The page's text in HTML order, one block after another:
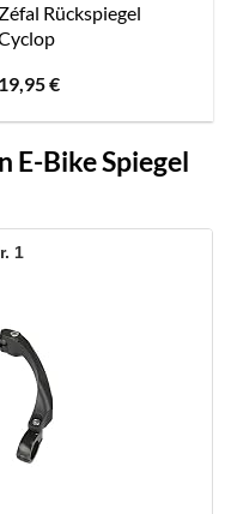
Zéfal Rückspiegel
19,95€
E-Bike Spiegel
1